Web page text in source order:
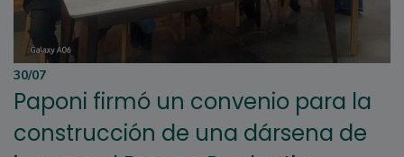
30/07
Paponi firmó un convenio para la
construcción de una dársena de